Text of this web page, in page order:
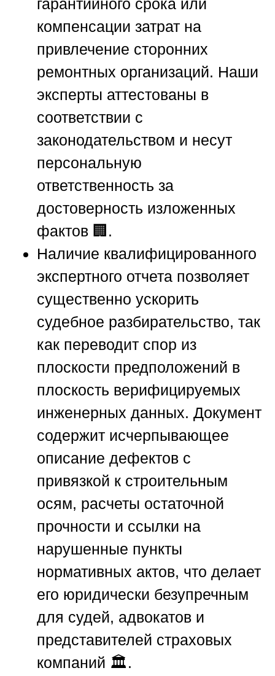
гарантийного срока или
компенсации затрат на
привлечение сторонних
ремонтных организаций. Наши
эксперты аттестованы в
соответствии с
законодательством и несут
персональную
ответственность за
достоверность изложенных
фактов 🏢.
Наличие квалифицированного
экспертного отчета позволяет
существенно ускорить
судебное разбирательство, так
как переводит спор из
плоскости предположений в
плоскость верифицируемых
инженерных данных. Документ
содержит исчерпывающее
описание дефектов с
привязкой к строительным
осям, расчеты остаточной
прочности и ссылки на
нарушенные пункты
нормативных актов, что делает
его юридически безупречным
для судей, адвокатов и
представителей страховых
компаний 🏛️.